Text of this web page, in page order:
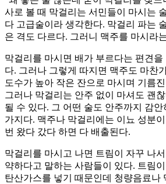
사로 볼 때 막걸리는 서민들이 마시는
다 고급술이라 생각한다. 막걸리 파는
은 격도 다르다. 그러니 맥주를 마시라
막걸리를 마시면 배가 부르다는 편견
다. 그러나 그렇게 따지면 맥주도 마찬
도수가 높아 작은 잔으로 마시며 기름
그러나 막걸리는 안주 없이 마셔도 괜
될 수 있다. 그 어떤 술도 안주까지 감
가지다. 맥주나 막걸리에는 이뇨 성분
번 왔다 갔다 하면 다 배출된다.
막걸리를 마시고 나면 트림이 자꾸 나
약하다고 말하는 사람들이 있다. 트림
탄산가스를 넣기 때문인데 청량음료나